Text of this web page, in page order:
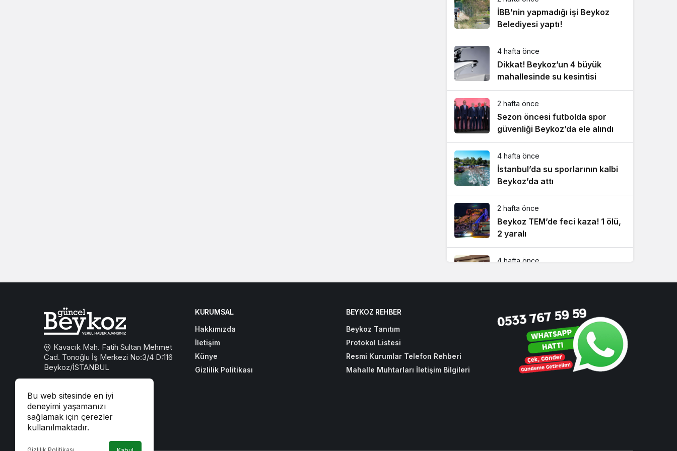
İBB’nin yapmadığı işi Beykoz
Belediyesi yaptı!
4 hafta önce
Dikkat! Beykoz’un 4 büyük
mahallesinde su kesintisi
2 hafta önce
Sezon öncesi futbolda spor
güvenliği Beykoz’da ele alındı
4 hafta önce
İstanbul’da su sporlarının kalbi
Beykoz’da attı
2 hafta önce
Beykoz TEM’de feci kaza! 1 ölü,
2 yaralı
4 hafta önce
2 hafta önce
Riva’da yılların sorununa ilk
kazma vuruldu!
Bu web sitesinde en iyi
deneyimi yaşamanızı
sağlamak için çerezler
kullanılmaktadır.
Kavacık Mah. Fatih Sultan Mehmet
Cad. Tonoğlu İş Merkezi No:3/4 D:116
Beykoz/İSTANBUL
beykozguncel@gmail.com
iletisim@beykozguncel.com
KURUMSAL
Hakkımızda
İletişim
Künye
Gizlilik Politikası
BEYKOZ REHBER
Beykoz Tanıtım
Protokol Listesi
Resmi Kurumlar Telefon Rehberi
Mahalle Muhtarları İletişim Bilgileri